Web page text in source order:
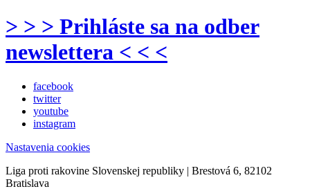
> > > Prihláste sa na odber
newslettera < < <
facebook
twitter
youtube
instagram
Nastavenia cookies
Liga proti rakovine Slovenskej republiky | Brestová 6, 82102
Bratislava